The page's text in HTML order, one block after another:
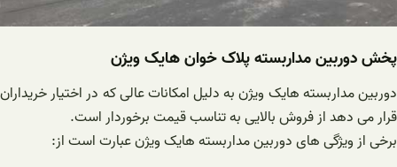
پخش دوربین مداربسته پلاک خوان هایک ویژن
دوربین مداربسته هایک ویژن به دلیل امکانات عالی که در اختیار خریداران
قرار می دهد از فروش بالایی به تناسب قیمت برخوردار است.
برخی از ویژگی های دوربین مداربسته هایک ویژن عبارت است از: